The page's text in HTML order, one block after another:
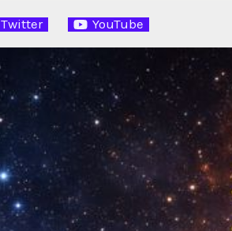
Twitter YouTube